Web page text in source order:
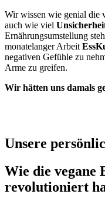
Wir wissen wie genial die
auch wie viel
Ernährungsumstellung
monatelanger Arbeit
negativen Gefühle zu
Arme zu greifen.
Wir hätten uns damals
Unsere
Wie die vegane
revolutioniert